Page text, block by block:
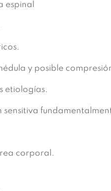
espinal
y posible
etiologías.
corporal.